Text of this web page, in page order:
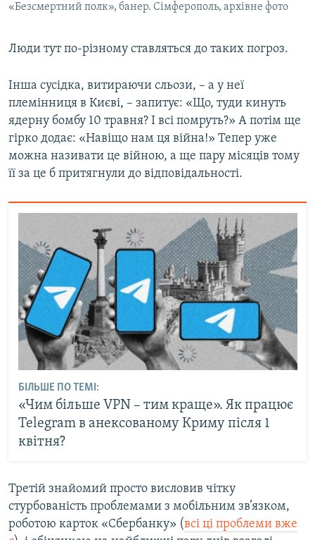
«Безсмертний полк», банер. Сімферополь, архівне фото
Люди тут по-різному ставляться до таких погроз.
Інша сусідка, витираючи сльози, – а у неї
племінниця в Києві, – запитує: «Що, туди кинуть
ядерну бомбу 10 травня? І всі помруть?» А потім ще
гірко додає: «Навіщо нам ця війна!» Тепер уже
можна називати це війною, а ще пару місяців тому
її за це б притягнули до відповідальності.
БІЛЬШЕ ПО ТЕМІ:
«Чим більше VPN – тим краще». Як працює
Telegram в анексованому Криму після 1
квітня?
Третій знайомий просто висловив чітку
стурбованість проблемами з мобільним зв’язком,
роботою карток «Сбербанку» (всі ці проблеми вже